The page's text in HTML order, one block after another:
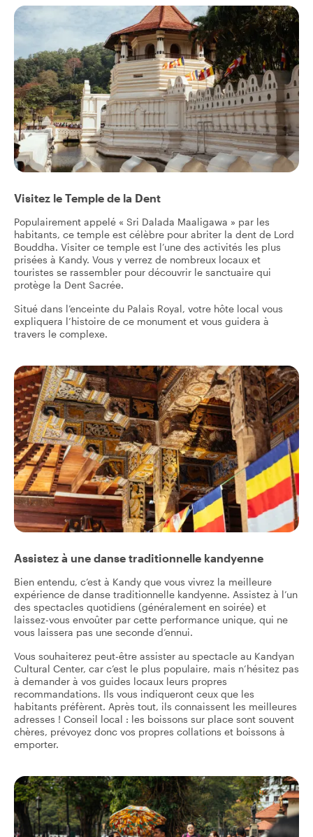
Visitez le Temple de la Dent
Populairement appelé « Sri Dalada Maaligawa » par les
habitants, ce temple est célèbre pour abriter la dent de Lord
Bouddha. Visiter ce temple est l’une des activités les plus
prisées à Kandy. Vous y verrez de nombreux locaux et
touristes se rassembler pour découvrir le sanctuaire qui
protège la Dent Sacrée.
Situé dans l’enceinte du Palais Royal, votre hôte local vous
expliquera l’histoire de ce monument et vous guidera à
travers le complexe.
Assistez à une danse traditionnelle kandyenne
Bien entendu, c’est à Kandy que vous vivrez la meilleure
expérience de danse traditionnelle kandyenne. Assistez à l’un
des spectacles quotidiens (généralement en soirée) et
laissez-vous envoûter par cette performance unique, qui ne
vous laissera pas une seconde d’ennui.
Vous souhaiterez peut-être assister au spectacle au Kandyan
Cultural Center, car c’est le plus populaire, mais n’hésitez pas
à demander à vos guides locaux leurs propres
recommandations. Ils vous indiqueront ceux que les
habitants préfèrent. Après tout, ils connaissent les meilleures
adresses ! Conseil local : les boissons sur place sont souvent
chères, prévoyez donc vos propres collations et boissons à
emporter.